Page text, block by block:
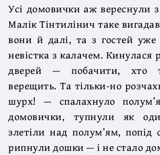
Усі домовички аж вереснули
Малік Тінтилінич таке
вони й далі, та з гостей уже
невістка з калачем. Кинулася
дверей — побачити, хто
верещить. Та тільки-но
шурх! — спалахнуло
домовички, тупнули як
злетіли над полум’ям,
рипнули дошки — і не стало